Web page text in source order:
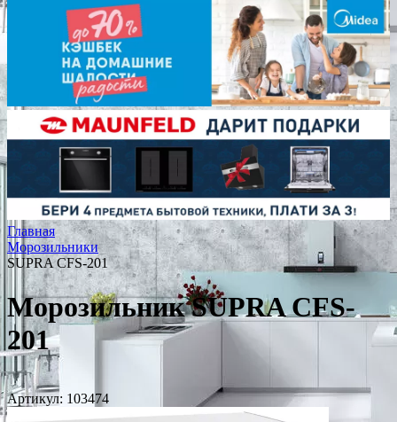
Главная
Морозильники
SUPRA CFS-201
Морозильник SUPRA CFS-
201
Артикул: 103474